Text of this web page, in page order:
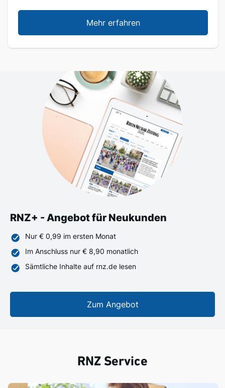
Mehr erfahren
RNZ+ - Angebot für Neukunden
Nur € 0,99 im ersten Monat
Im Anschluss nur € 8,90 monatlich
Sämtliche Inhalte auf rnz.de lesen
Zum Angebot
RNZ Service